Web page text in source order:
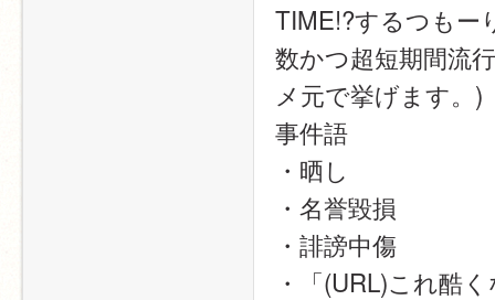
TIME!?するつもー
数かつ超短期間流
メ元で挙げます。)
事件語
・晒し
・名誉毀損
・誹謗中傷
・「(URL)これ酷